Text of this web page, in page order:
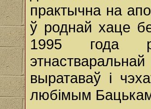
практычна на
ў роднай хаце
1995 года
выратаваў і
любімым